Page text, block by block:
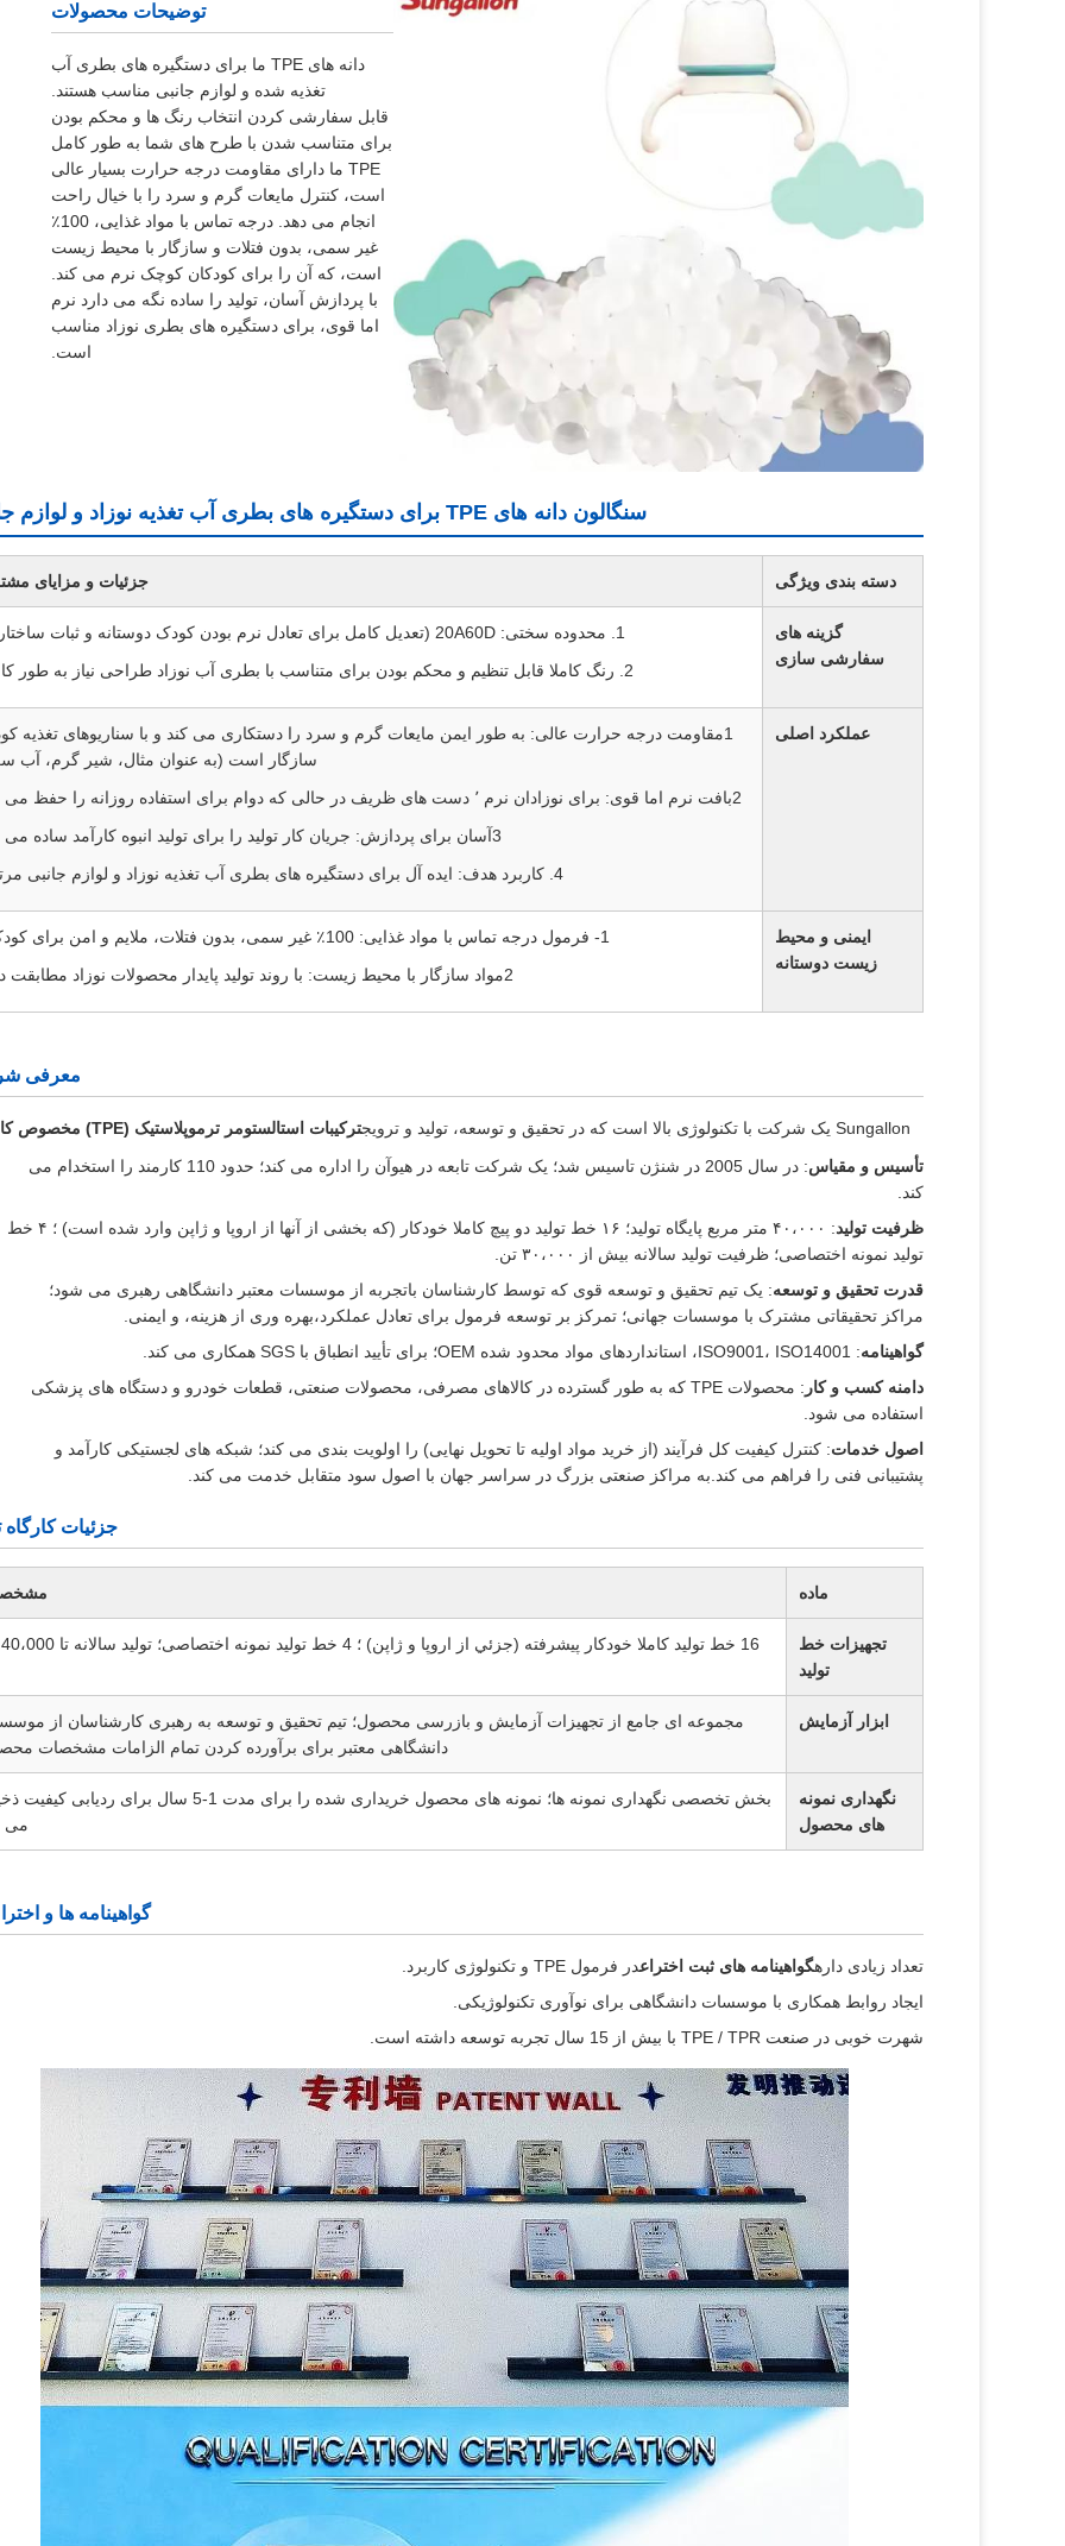
توضیحات محصولات
دانه های TPE ما برای دستگیره های بطری آب
تغذیه شده و لوازم جانبی مناسب هستند.
قابل سفارشی کردن انتخاب رنگ ها و محکم بودن
برای متناسب شدن با طرح های شما به طور کامل
TPE ما دارای مقاومت درجه حرارت بسیار عالی
است، کنترل مایعات گرم و سرد را با خیال راحت
انجام می دهد. درجه تماس با مواد غذایی، 100٪
غیر سمی، بدون فتلات و سازگار با محیط زیست
است، که آن را برای کودکان کوچک نرم می کند.
با پردازش آسان، تولید را ساده نگه می دارد نرم
اما قوی، برای دستگیره های بطری نوزاد مناسب
است.
سنگالون دانه های TPE برای دستگیره های بطری آب تغذیه نوزاد و لوازم جانبی
دسته بندی ویژگی جزئیات و مزایای
گزینه های
سفارشی سازی
1. محدوده سختی: 20A60D (تعدیل کامل برای تعادل نرم بودن کودک دوستانه و ثبات ساختاری)
2. رنگ کاملا قابل تنظیم و محکم بودن برای متناسب با بطری آب نوزاد طراحی نیاز به طور کامل
عملکرد اصلی
1مقاومت درجه حرارت عالی: به طور ایمن مایعات گرم و سرد را دستکاری می کند و با سناریوهای تغذیه
سازگار است (به عنوان مثال، شیر گرم، آب
2بافت نرم اما قوی: برای نوزادان نرم ٬ دست های ظریف در حالی که دوام برای استفاده روزانه را حفظ می کند
3آسان برای پردازش: جریان کار تولید را برای تولید انبوه کارآمد ساده می کند
4. کاربرد هدف: ایده آل برای دستگیره های بطری آب تغذیه نوزاد و لوازم جانبی مرتبط
ایمنی و محیط
زیست دوستانه
1- فرمول درجه تماس با مواد غذایی: 100٪ غیر سمی، بدون فتلات، ملایم و امن برای کودکان
2مواد سازگار با محیط زیست: با روند تولید پایدار محصولات نوزاد مطابقت دارد
معرفی
Sungallon یک شرکت با تکنولوژی بالا است که در تحقیق و توسعه، تولید و ترویج
ترکیبات استالستومر ترموپلاستیک (TPE) مخصوص کاربرد
تأسیس و مقیاس
: در سال 2005 در شنژن تاسیس شد؛ یک شرکت تابعه در هیوآن را اداره می کند؛ حدود 110 کارمند را استخدام می
کند.
ظرفیت تولید
: ۴۰،۰۰۰ متر مربع پایگاه تولید؛ ۱۶ خط تولید دو پیچ کاملا خودکار (که بخشی از آنها از اروپا و ژاپن وارد شده است) ؛ ۴ خط
تولید نمونه اختصاصی؛ ظرفیت تولید سالانه بیش از ۳۰،۰۰۰ تن.
قدرت تحقیق و توسعه: یک تیم تحقیق و توسعه قوی که توسط کارشناسان باتجربه از موسسات معتبر دانشگاهی رهبری می شود؛
مراکز تحقیقاتی مشترک با موسسات جهانی؛ تمرکز بر توسعه فرمول برای تعادل عملکرد،بهره وری از هزینه، و ایمنی.
گواهینامه: ISO9001، ISO14001، استانداردهای مواد محدود شده OEM؛ برای تأیید انطباق با SGS همکاری می کند.
دامنه کسب و کار
: محصولات TPE که به طور گسترده در کالاهای مصرفی، محصولات صنعتی، قطعات خودرو و دستگاه های پزشکی
استفاده می شود.
اصول خدمات: کنترل کیفیت کل فرآیند (از خرید مواد اولیه تا تحویل نهایی) را اولویت بندی می کند؛ شبکه های لجستیکی کارآمد و
پشتیبانی فنی را فراهم می کند.به مراکز صنعتی بزرگ در سراسر جهان با اصول سود متقابل خدمت می کند.
جزئیات کارگاه
ماده
تجهیزات خط
تولید
16 خط تولید کاملا خودکار پیشرفته (جزئي از اروپا و ژاپن) ؛ 4 خط تولید نمونه اختصاصی؛ تولید سالانه تا 40،000 تن
ابزار آزمایش
مجموعه ای جامع از تجهیزات آزمایش و بازرسی محصول؛ تیم تحقیق و توسعه به رهبری کارشناسان از
دانشگاهی معتبر برای برآورده کردن تمام الزامات مشخصات
نگهداری نمونه
های محصول
بخش تخصصی نگهداری نمونه ها؛ نمونه های محصول خریداری شده را برای مدت 1-5 سال برای ردیابی
می
گواهینامه ها و
تعداد زیادی دارهگواهینامه های ثبت اختراعدر فرمول TPE و تکنولوژی کاربرد.
ایجاد روابط همکاری با موسسات دانشگاهی برای نوآوری تکنولوژیکی.
شهرت خوبی در صنعت TPE / TPR با بیش از 15 سال تجربه توسعه داشته است.